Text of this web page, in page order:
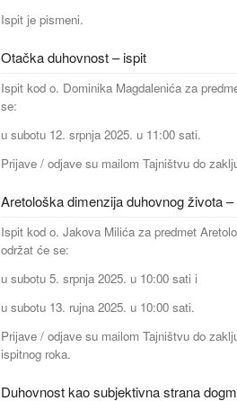
Ispit je pismeni.
Otačka duhovnost – ispit
Ispit kod o. Dominika Magdalenića za
se:
u subotu 12. srpnja 2025. u 11:00 sati.
Prijave / odjave su mailom Tajništvu do
Aretološka dimenzija duhovnog života –
Ispit kod o. Jakova Milića za predmet
održat će se:
u subotu 5. srpnja 2025. u 10:00 sati i
u subotu 13. rujna 2025. u 10:00 sati.
Prijave / odjave su mailom Tajništvu do
ispitnog roka.
Duhovnost kao subjektivna strana